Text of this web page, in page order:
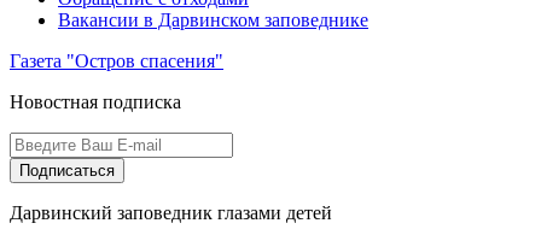
Вакансии в Дарвинском заповеднике
Газета "Остров спасения"
Новостная подписка
Подписаться
Дарвинский заповедник глазами детей